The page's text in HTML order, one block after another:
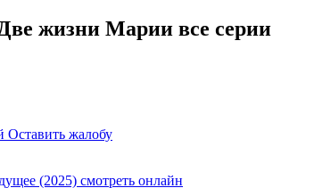
жизни Марии все серии
Оставить жалобу